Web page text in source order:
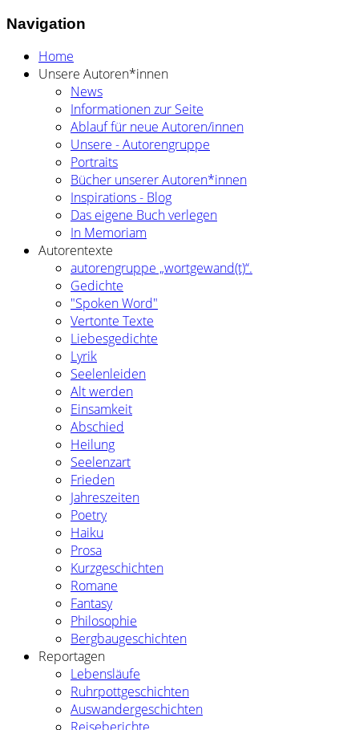
Navigation
Home
Unsere Autoren*innen
News
Informationen zur Seite
Ablauf für neue Autoren/innen
Unsere - Autorengruppe
Portraits
Bücher unserer Autoren*innen
Inspirations - Blog
Das eigene Buch verlegen
In Memoriam
Autorentexte
autorengruppe „wortgewand(t)“.
Gedichte
"Spoken Word"
Vertonte Texte
Liebesgedichte
Lyrik
Seelenleiden
Alt werden
Einsamkeit
Abschied
Heilung
Seelenzart
Frieden
Jahreszeiten
Poetry
Haiku
Prosa
Kurzgeschichten
Romane
Fantasy
Philosophie
Bergbaugeschichten
Reportagen
Lebensläufe
Ruhrpottgeschichten
Auswandergeschichten